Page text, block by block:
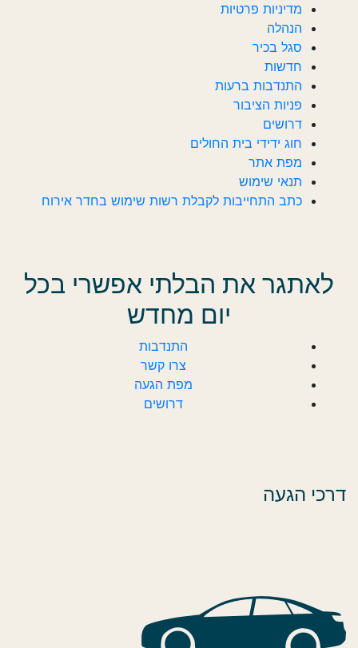
מדיניות פרטיות
הנהלה
סגל בכיר
חדשות‎‎
התנדבות ברעות
פניות הציבור
דרושים
חוג ידידי בית החולים
מפת אתר
תנאי שימוש
כתב התחייבות לקבלת רשות שימוש בחדר אירוח
לאתגר את הבלתי אפשרי בכל
יום מחדש
התנדבות
צרו קשר
מפת הגעה
דרושים
דרכי הגעה